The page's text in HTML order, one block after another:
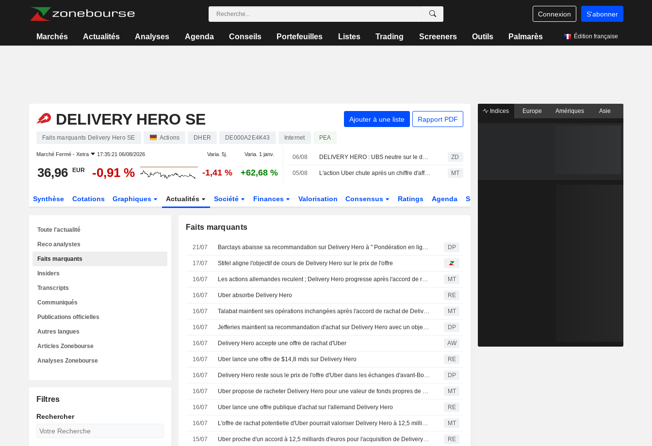
Connexion S'abonner
Marchés Actualités Analyses Agenda Conseils Portefeuilles Listes Trading Screeners Outils Palmarès Édition française
DELIVERY HERO SE Ajouter à une liste Rapport PDF
Faits marquants Delivery Hero SE Actions DHER DE000A2E4K43 Internet PEA
Marché Fermé - Xetra 17:35:21 06/08/2026 Varia. 5j. Varia. 1 janv.
36,96 EUR -0,91 % -1,41 % +62,68 %
06/08 DELIVERY HERO : UBS neutre sur le dossier ZD
05/08 L'action Uber chute après un chiffre d'affaires inférieur aux attentes au deuxième trimestre et des prévisions de réservations décevantes MT
Synthèse Cotations Graphiques Actualités Société Finances Valorisation Consensus Ratings Agenda Secteur
Faits marquants
21/07 Barclays abaisse sa recommandation sur Delivery Hero à " Pondération en ligne » - Objectif 41,50 euros DP
17/07 Stifel aligne l'objectif de cours de Delivery Hero sur le prix de l'offre
16/07 Les actions allemandes reculent ; Delivery Hero progresse après l'accord de rachat MT
16/07 Uber absorbe Delivery Hero RE
16/07 Talabat maintient ses opérations inchangées après l'accord de rachat de Delivery Hero par Uber MT
16/07 Jefferies maintient sa recommandation d'achat sur Delivery Hero avec un objectif de cours de 42,50 euros DP
16/07 Delivery Hero accepte une offre de rachat d'Uber AW
16/07 Uber lance une offre de $14,8 mds sur Delivery Hero RE
16/07 Delivery Hero reste sous le prix de l'offre d'Uber dans les échanges d'avant-Bourse DP
16/07 Uber propose de racheter Delivery Hero pour une valeur de fonds propres de 14,8 milliards de dollars MT
16/07 Uber lance une offre publique d'achat sur l'allemand Delivery Hero RE
16/07 L'offre de rachat potentielle d'Uber pourrait valoriser Delivery Hero à 12,5 milliards d'euros MT
15/07 Uber proche d'un accord à 12,5 milliards d'euros pour l'acquisition de Delivery Hero, selon le FT RE
Toute l'actualité
Reco analystes
Faits marquants
Insiders
Transcripts
Communiqués
Publications officielles
Autres langues
Articles Zonebourse
Analyses Zonebourse
Filtres
Rechercher
Indices Europe Amériques Asie